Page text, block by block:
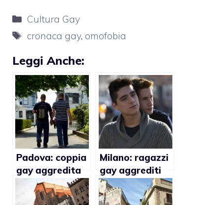
Categorie
Cultura Gay
Tag
cronaca gay, omofobia
Leggi Anche:
Padova: coppia
gay aggredita
in pieno centro
Milano: ragazzi
gay aggrediti
sul tram